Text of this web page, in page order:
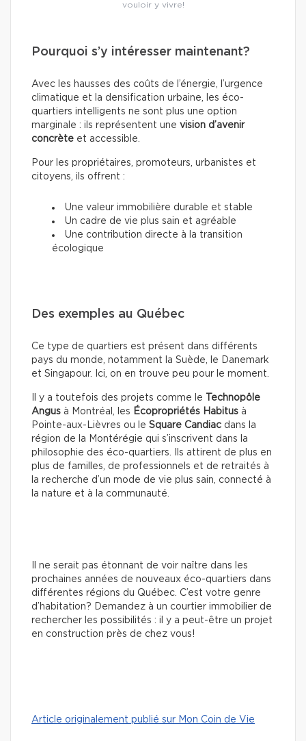
vouloir y vivre!
Pourquoi s’y intéresser maintenant?
Avec les hausses des coûts de l’énergie, l’urgence
climatique et la densification urbaine, les éco-
quartiers intelligents ne sont plus une option
marginale : ils représentent une vision d’avenir
concrète et accessible.
Pour les propriétaires, promoteurs, urbanistes et
citoyens, ils offrent :
Une valeur immobilière durable et stable
Un cadre de vie plus sain et agréable
Une contribution directe à la transition
écologique
Des exemples au Québec
Ce type de quartiers est présent dans différents
pays du monde, notamment la Suède, le Danemark
et Singapour. Ici, on en trouve peu pour le moment.
Il y a toutefois des projets comme le
Technopôle
Angus à Montréal, les Écopropriétés Habitus à
Pointe-aux-Lièvres ou le Square Candiac dans la
région de la Montérégie qui s’inscrivent dans la
philosophie des éco-quartiers. Ils attirent de plus en
plus de familles, de professionnels et de retraités à
la recherche d’un mode de vie plus sain, connecté à
la nature et à la communauté.
Il ne serait pas étonnant de voir naître dans les
prochaines années de nouveaux éco-quartiers dans
différentes régions du Québec. C’est votre genre
d’habitation? Demandez à un courtier immobilier de
rechercher les possibilités : il y a peut-être un projet
en construction près de chez vous!
Article originalement publié sur Mon Coin de Vie